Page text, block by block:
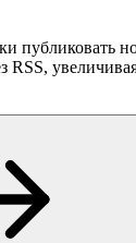
публиковать
RSS,